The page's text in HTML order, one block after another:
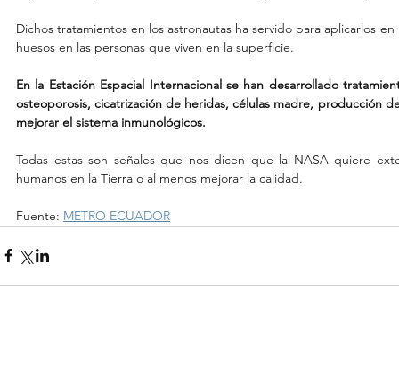
Dichos tratamientos en los astronautas ha servido para aplicarlos
huesos en las personas que viven en la superficie.
En la Estación Espacial Internacional se han desarrollado
osteoporosis, cicatrización de heridas, células madre, producción
mejorar el sistema inmunológicos.
Todas estas son señales que nos dicen que la NASA quiere
humanos en la Tierra o al menos mejorar la calidad.
Fuente: METRO ECUADOR